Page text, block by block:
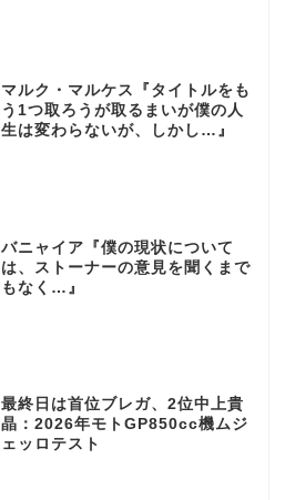
マルク・マルケス『タイトルをも
う1つ取ろうが取るまいが僕の人
生は変わらないが、しかし…』
バニャイア『僕の現状について
は、ストーナーの意見を聞くまで
もなく…』
最終日は首位ブレガ、2位中上貴
晶：2026年モトGP850cc機ムジ
ェッロテスト